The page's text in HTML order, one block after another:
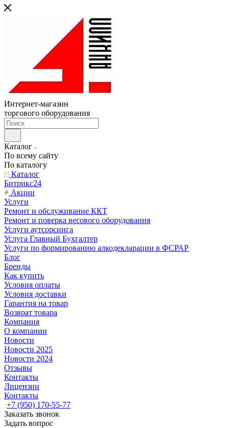
Интернет-магазин
торгового оборудования
Каталог
По всему сайту
По каталогу
Каталог
Битрикс24
Акции
Услуги
Ремонт и обслуживание ККТ
Ремонт и поверка весового оборудования
Услуги аутсорсинга
Услуга Главный Бухгалтер
Услуги по формированию алкодекларации в ФСРАР
Блог
Бренды
Как купить
Условия оплаты
Условия доставки
Гарантия на товар
Возврат товара
Компания
О компании
Новости
Новости 2025
Новости 2024
Отзывы
Контакты
Лицензии
Контакты
+7 (950) 170-55-77
Заказать звонок
Задать вопрос